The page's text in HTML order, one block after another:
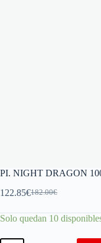
PI. NIGHT DRAGON
182.00€
122.85€
Solo quedan 10